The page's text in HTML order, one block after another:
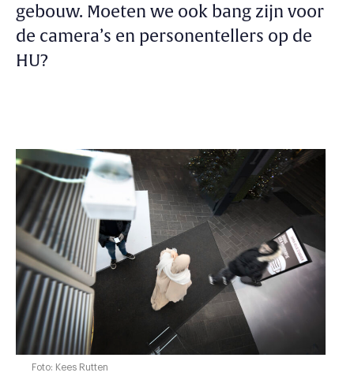
gebouw. Moeten we ook bang zijn voor
de camera’s en personentellers op de
HU?
Foto: Kees Rutten